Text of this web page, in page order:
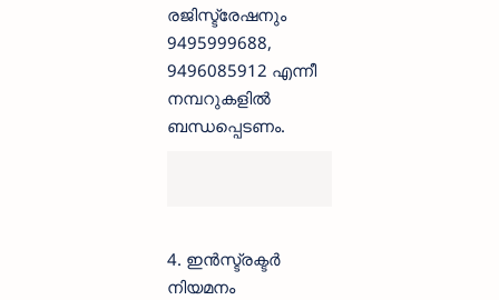
രജിസ്ട്രേഷനും
9495999688,
9496085912 എന്നീ
നമ്പറുകളിൽ
ബന്ധപ്പെടണം.
4. ഇൻസ്ട്രക്ടർ
നിയമനം